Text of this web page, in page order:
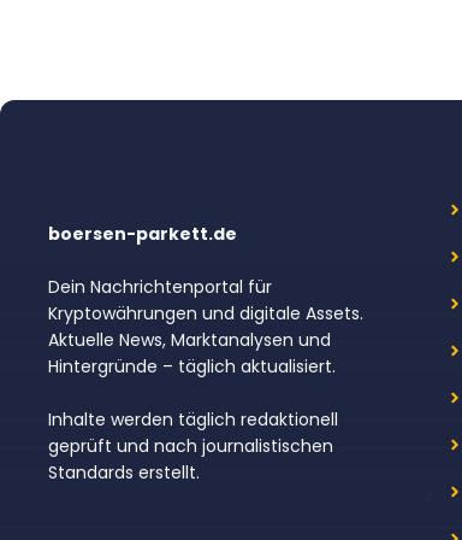
boersen-parkett.de
Dein Nachrichtenportal für
Kryptowährungen und digitale Assets.
Aktuelle News, Marktanalysen und
Hintergründe – täglich aktualisiert.
Inhalte werden täglich redaktionell
geprüft und nach journalistischen
Standards erstellt.